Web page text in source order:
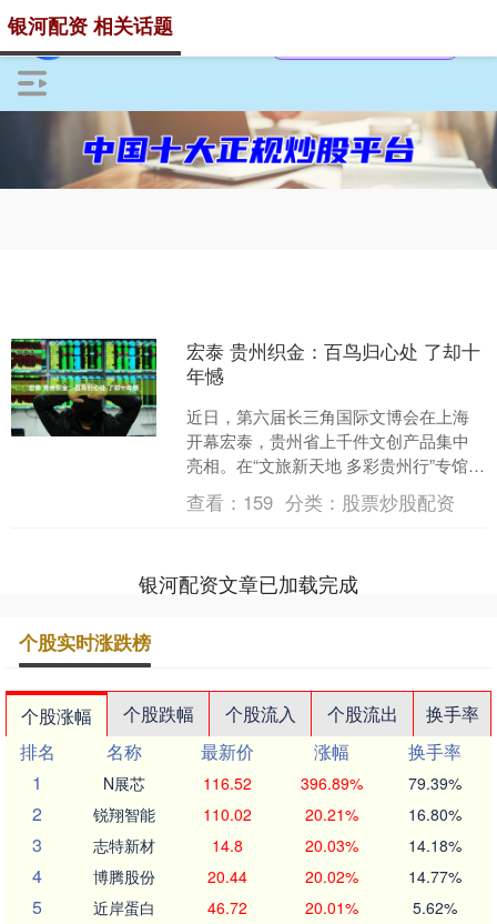
银河配资 相关话题
宏泰 贵州织金：百鸟归心处 了却十
年憾
近日，第六届长三角国际文博会在上海
开幕宏泰，贵州省上千件文创产品集中
亮相。在“文旅新天地 多彩贵州行”专馆展
陈中，大型天然彩染壁挂《九天和鸣•百
鸟归心》的中央，....
查看： 159 分类： 股票炒股配资
银河配资文章已加载完成
个股实时涨跌榜
个股涨幅 个股跌幅 个股流入 个股流出
换手率
排名
名称 最新价 涨幅
换手率
1
N展芯 116.52 396.89% 79.39%
2 锐翔智能 110.02 20.21% 16.80%
3 志特新材 14.8 20.03% 14.18%
4 博腾股份 20.44 20.02% 14.77%
5 近岸蛋白 46.72 20.01% 5.62%